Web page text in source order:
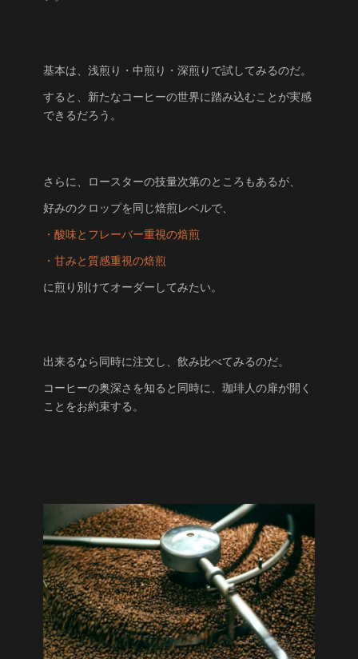
基本は、浅煎り・中煎り・深煎りで試してみるのだ。
すると、新たなコーヒーの世界に踏み込むことが実感
できるだろう。
さらに、ロースターの技量次第のところもあるが、
好みのクロップを同じ焙煎レベルで、
・酸味とフレーバー重視の焙煎
・甘みと質感重視の焙煎
に煎り別けてオーダーしてみたい。
出来るなら同時に注文し、飲み比べてみるのだ。
コーヒーの奥深さを知ると同時に、珈琲人の扉が開く
ことをお約束する。